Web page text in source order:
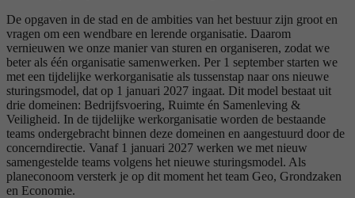
De opgaven in de stad en de ambities van het bestuur zijn groot en
vragen om een wendbare en lerende organisatie. Daarom
vernieuwen we onze manier van sturen en organiseren, zodat we
beter als één organisatie samenwerken. Per 1 september starten we
met een tijdelijke werkorganisatie als tussenstap naar ons nieuwe
sturingsmodel, dat op 1 januari 2027 ingaat. Dit model bestaat uit
drie domeinen: Bedrijfsvoering, Ruimte én Samenleving &
Veiligheid. In de tijdelijke werkorganisatie worden de bestaande
teams ondergebracht binnen deze domeinen en aangestuurd door de
concerndirectie. Vanaf 1 januari 2027 werken we met nieuw
samengestelde teams volgens het nieuwe sturingsmodel. Als
planeconoom versterk je op dit moment het team Geo, Grondzaken
en Economie.